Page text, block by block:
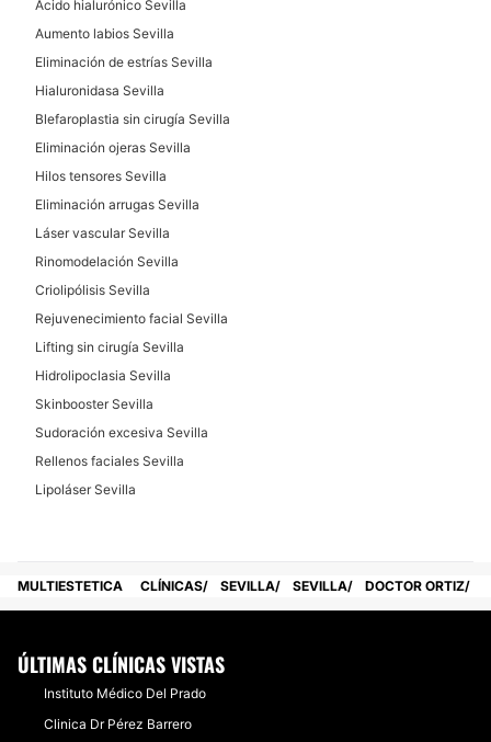
Peeling
Radiofrecuencia facial
Celulitis
Mesoterapia
Dietas
Ácido hialurónico Sevilla
Aumento labios Sevilla
Eliminación de estrías Sevilla
Hialuronidasa Sevilla
Blefaroplastia sin cirugía Sevilla
Eliminación ojeras Sevilla
Hilos tensores Sevilla
Eliminación arrugas Sevilla
Láser vascular Sevilla
Rinomodelación Sevilla
Criolipólisis Sevilla
Rejuvenecimiento facial Sevilla
Lifting sin cirugía Sevilla
Hidrolipoclasia Sevilla
Skinbooster Sevilla
Sudoración excesiva Sevilla
Rellenos faciales Sevilla
Lipoláser Sevilla
MULTIESTETICA CLÍNICAS SEVILLA SEVILLA DOCTOR ORTIZ
ÚLTIMAS CLÍNICAS VISTAS
Instituto Médico Del Prado
Clinica Dr Pérez Barrero